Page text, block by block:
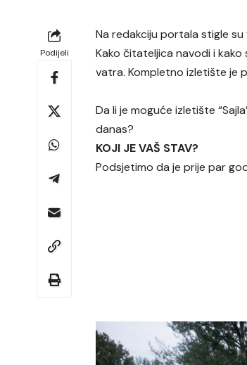
Podijeli
Na redakciju portala stigle su
Kako čitateljica navodi i kako
vatra. Kompletno izletište je
Da li je moguće izletište
danas?
KOJI JE VAŠ STAV?
Podsjetimo da je prije par